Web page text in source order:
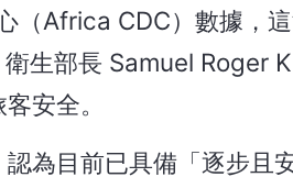
（Africa CDC）數據，
生部長 Samuel Roger
安全。
為目前已具備「逐步且